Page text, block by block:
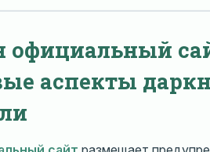
официальный
аспекты